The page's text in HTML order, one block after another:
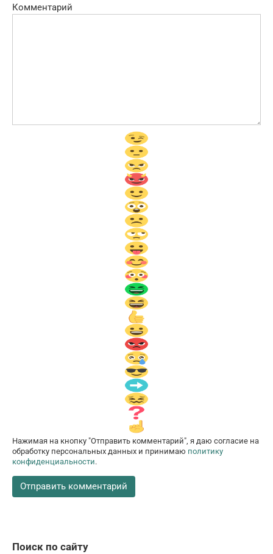
Комментарий
Нажимая на кнопку "Отправить комментарий", я даю согласие на
обработку персональных данных и принимаю политику
конфиденциальности.
Поиск по сайту